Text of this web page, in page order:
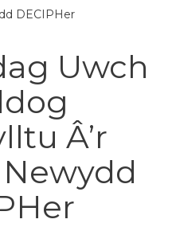
DECIPHer
Uwch
Â’r